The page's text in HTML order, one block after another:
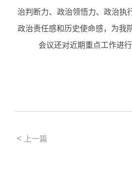
治判断力、政治领悟力、政治执
政治责任感和历史使命感， 为我
会议还对近期重点工作进行
< 上一篇